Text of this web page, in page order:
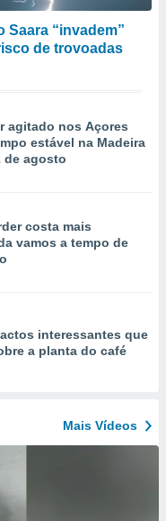
Saara “invadem”
de trovoadas
agitado nos Açores
estável na Madeira
de agosto
costa mais
vamos a tempo de
interessantes que
a planta do café
Mais Vídeos